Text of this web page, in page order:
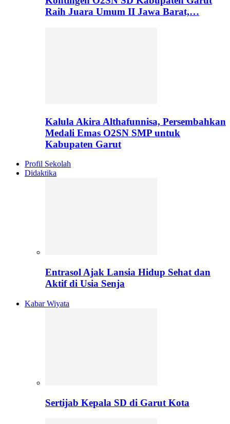
Raih Juara Umum II Jawa Barat,…
Kalula Akira Althafunnisa, Persembahkan
Medali Emas O2SN SMP untuk
Kabupaten Garut
Profil Sekolah
Didaktika
Entrasol Ajak Lansia Hidup Sehat dan
Aktif di Usia Senja
Kabar Wiyata
Sertijab Kepala SD di Garut Kota